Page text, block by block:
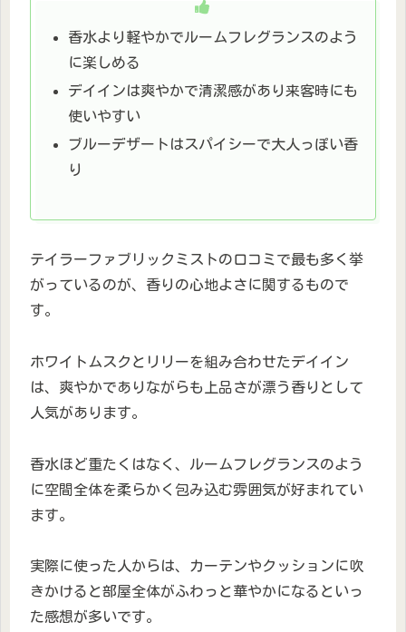
香水より軽やかでルームフレグランスのよう
に楽しめる
デイインは爽やかで清潔感があり来客時にも
使いやすい
ブルーデザートはスパイシーで大人っぽい香
り
テイラーファブリックミストの口コミで最も多く挙
がっているのが、香りの心地よさに関するもので
す。
ホワイトムスクとリリーを組み合わせたデイイン
は、爽やかでありながらも上品さが漂う香りとして
人気があります。
香水ほど重たくはなく、ルームフレグランスのよう
に空間全体を柔らかく包み込む雰囲気が好まれてい
ます。
実際に使った人からは、カーテンやクッションに吹
きかけると部屋全体がふわっと華やかになるといっ
た感想が多いです。